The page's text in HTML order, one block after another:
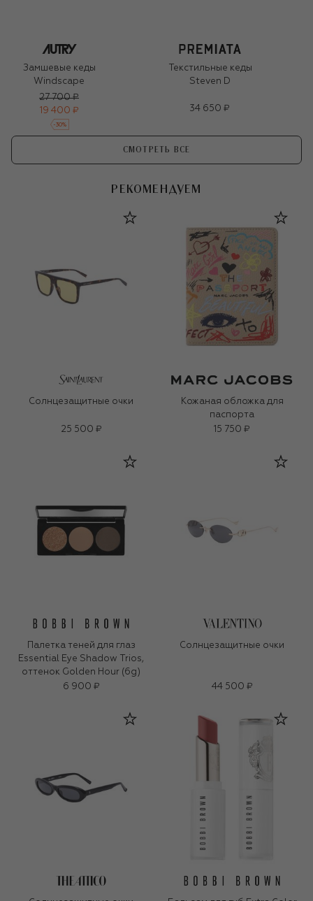
Замшевые кеды
Windscape
27 700 ₽
19 400 ₽
-30%
Текстильные кеды
Steven D
34 650 ₽
СМОТРЕТЬ ВСЕ
РЕКОМЕНДУЕМ
Солнцезащитные очки
25 500 ₽
Кожаная обложка для
паспорта
15 750 ₽
Палетка теней для глаз
Essential Eye Shadow Trios,
оттенок Golden Hour (6g)
6 900 ₽
Солнцезащитные очки
44 500 ₽